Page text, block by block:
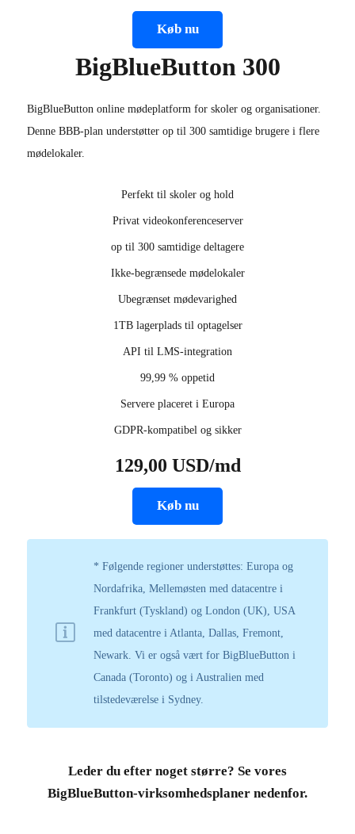
Køb nu
BigBlueButton 300
BigBlueButton online mødeplatform for skoler og organisationer.
Denne BBB-plan understøtter op til 300 samtidige brugere i flere
mødelokaler.
Perfekt til skoler og hold
Privat videokonferenceserver
op til 300 samtidige deltagere
Ikke-begrænsede mødelokaler
Ubegrænset mødevarighed
1TB lagerplads til optagelser
API til LMS-integration
99,99 % oppetid
Servere placeret i Europa
GDPR-kompatibel og sikker
129,00 USD/md
Køb nu
* Følgende regioner understøttes: Europa og
Nordafrika, Mellemøsten med datacentre i
Frankfurt (Tyskland) og London (UK), USA
med datacentre i Atlanta, Dallas, Fremont,
Newark. Vi er også vært for BigBlueButton i
Canada (Toronto) og i Australien med
tilstedeværelse i Sydney.
Leder du efter noget større? Se vores
BigBlueButton-virksomhedsplaner nedenfor.